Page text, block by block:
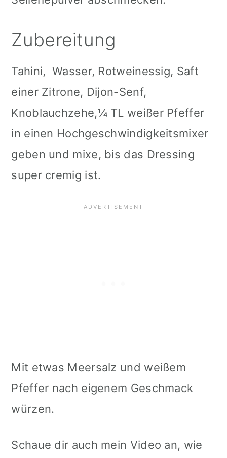
Zubereitung
Tahini, Wasser, Rotweinessig, Saft
einer Zitrone, Dijon-Senf,
Knoblauchzehe,¼ TL weißer Pfeffer
in einen Hochgeschwindigkeitsmixer
geben und mixe, bis das Dressing
super cremig ist.
Mit etwas Meersalz und weißem
Pfeffer nach eigenem Geschmack
würzen.
Schaue dir auch mein Video an, wie